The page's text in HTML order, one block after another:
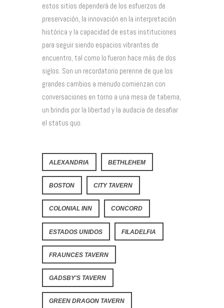
estos sitios dependerá de los esfuerzos de
preservación, la innovación en la interpretación
histórica y la capacidad de estas instituciones
para seguir siendo espacios vibrantes de
encuentro, tal como lo fueron hace más de dos
siglos. Son un recordatorio perenne de que los
grandes cambios a menudo comienzan con
conversaciones en torno a una mesa de taberna,
un brindis por la libertad y la audacia de desafiar
el status quo.
ALEXANDRIA BETHLEHEM
BOSTON CITY TAVERN
COLONIAL INN CONCORD
ESTADOS UNIDOS FILADELFIA
FRAUNCES TAVERN
GADSBY'S TAVERN
GREEN DRAGON TAVERN